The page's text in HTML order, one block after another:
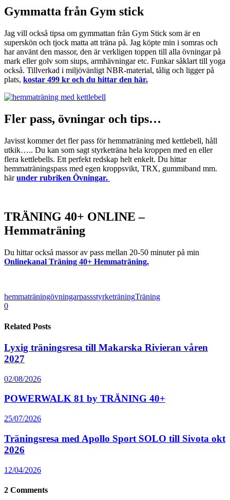
Gymmatta från Gym stick
Jag vill också tipsa om gymmattan från Gym Stick som är en
superskön och tjock matta att träna på. Jag köpte min i somras och
har använt den massor, den är verkligen toppen till alla övningar på
mark eller golv som siups, armhävningar etc. Funkar såklart till yoga
också. Tillverkad i miljövänligt NBR-material, tålig och ligger på
plats, kostar 499 kr och du hittar den här.
Fler pass, övningar och tips…
Javisst kommer det fler pass för hemmaträning med kettlebell, håll
utkik….. Du kan som sagt styrketräna hela kroppen med en eller
flera kettlebells. Ett perfekt redskap helt enkelt. Du hittar
hemmaträningspass med egen kroppsvikt, TRX, gummiband mm.
härunder rubriken Övningar.
TRÄNING 40+ ONLINE –
Hemmaträning
Du hittar också massor av pass mellan 20-50 minuter på min
Onlinekanal Träning 40+ Hemmaträning.
hemmaträningövningarpassstyrketräningTräning
0
Related Posts
Lyxig träningsresa till Makarska Rivieran våren
2027
02/08/2026
POWERWALK 81 by TRÄNING 40+
25/07/2026
Träningsresa med Apollo Sport SOLO till Sivota okt
2026
12/04/2026
2 Comments